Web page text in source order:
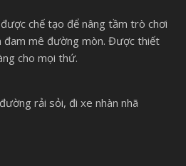
chế tạo để nâng tầm trò chơi
đam mê đường mòn. Được thiết
cho mọi thứ.
rải sỏi, đi xe nhàn nhã